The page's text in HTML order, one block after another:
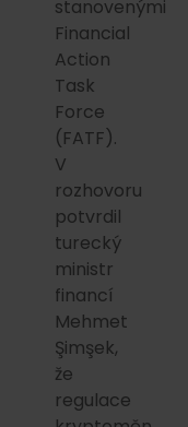
stanovenými
Financial
Action
Task
Force
(FATF).
V
rozhovoru
potvrdil
turecký
ministr
financí
Mehmet
Şimşek,
že
regulace